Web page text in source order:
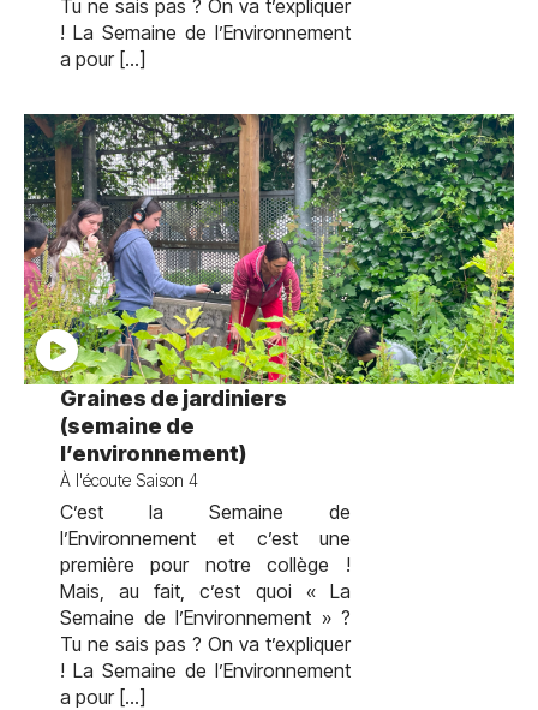
Tu ne sais pas ? On va t’expliquer
! La Semaine de l’Environnement
a pour […]
Graines de jardiniers
(semaine de
l’environnement)
À l'écoute Saison 4
C’est la Semaine de
l’Environnement et c’est une
première pour notre collège !
Mais, au fait, c’est quoi « La
Semaine de l’Environnement » ?
Tu ne sais pas ? On va t’expliquer
! La Semaine de l’Environnement
a pour […]